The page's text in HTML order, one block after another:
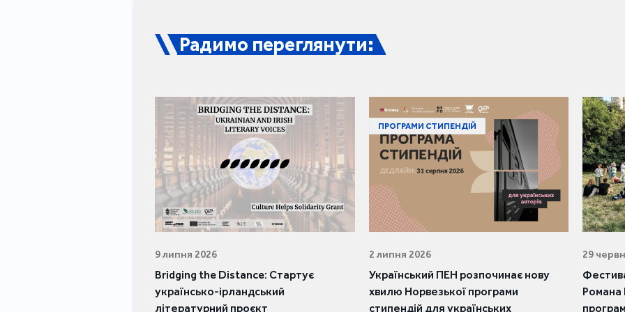
Радимо переглянути:
9 липня 2026
Bridging the Distance: Стартує
українсько-ірландський
літературний проєкт
ПРОГРАМИ СТИПЕНДІЙ
2 липня 2026
Український ПЕН розпочинає нову
хвилю Норвезької програми
стипендій для українських
29
Романа